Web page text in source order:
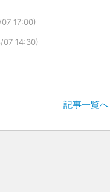
17:00)
14:30)
記事一覧へ